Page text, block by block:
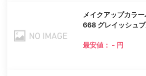
メイクアップカラ
668 グレイッシュ
最安値： - 円